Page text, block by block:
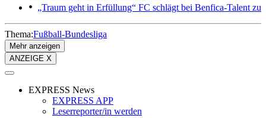
„Traum geht in Erfüllung“ FC schlägt bei Benfica-Talent zu
Thema:Fußball-Bundesliga
Mehr anzeigen
ANZEIGE X
EXPRESS News
EXPRESS APP
Leserreporter/in werden